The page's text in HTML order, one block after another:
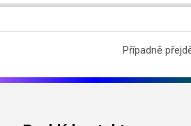
Případně